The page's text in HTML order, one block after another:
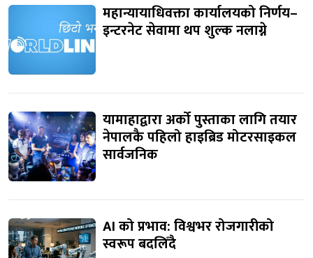
महान्यायाधिवक्ता कार्यालयको निर्णय–
इन्टरनेट सेवामा थप शुल्क नलाग्ने
यामाहाद्वारा अर्को पुस्ताका लागि तयार
नेपालकै पहिलो हाइब्रिड मोटरसाइकल
सार्वजनिक
AI को प्रभाव: विश्वभर रोजगारीको
स्वरूप बदलिँदै